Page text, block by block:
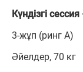
Күндізгі
3-жұп (ринг А)
Әйелдер, 70 кг